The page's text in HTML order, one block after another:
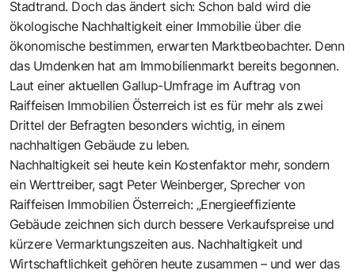
Stadtrand. Doch das ändert sich: Schon bald wird die
ökologische Nachhaltigkeit einer Immobilie über die
ökonomische bestimmen, erwarten Marktbeobachter. Denn
das Umdenken hat am Immobilienmarkt bereits begonnen.
Laut einer aktuellen Gallup-Umfrage im Auftrag von
Raiffeisen Immobilien Österreich ist es für mehr als zwei
Drittel der Befragten besonders wichtig, in einem
nachhaltigen Gebäude zu leben.
Nachhaltigkeit sei heute kein Kostenfaktor mehr, sondern
ein Werttreiber, sagt Peter Weinberger, Sprecher von
Raiffeisen Immobilien Österreich: „Energieeffiziente
Gebäude zeichnen sich durch bessere Verkaufspreise und
kürzere Vermarktungszeiten aus. Nachhaltigkeit und
Wirtschaftlichkeit gehören heute zusammen – und wer das